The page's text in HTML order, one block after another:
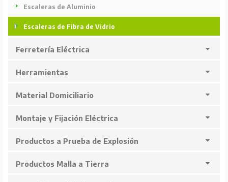
Escaleras de Aluminio
Escaleras de Fibra de Vidrio
Ferretería Eléctrica
Herramientas
Material Domiciliario
Montaje y Fijación Eléctrica
Productos a Prueba de Explosión
Productos Malla a Tierra